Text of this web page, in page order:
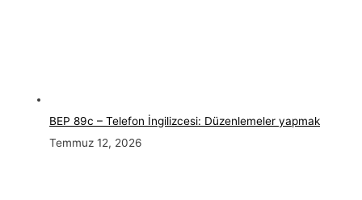
BEP 89c – Telefon İngilizcesi: Düzenlemeler yapmak
Temmuz 12, 2026